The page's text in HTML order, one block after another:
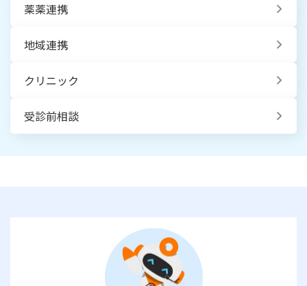
薬薬連携
地域連携
クリニック
受診前相談